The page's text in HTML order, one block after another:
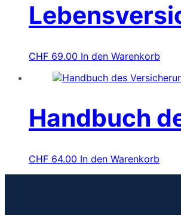
CHF 69.00 In den Warenkorb
Handbuch
CHF 64.00 In den Warenkorb